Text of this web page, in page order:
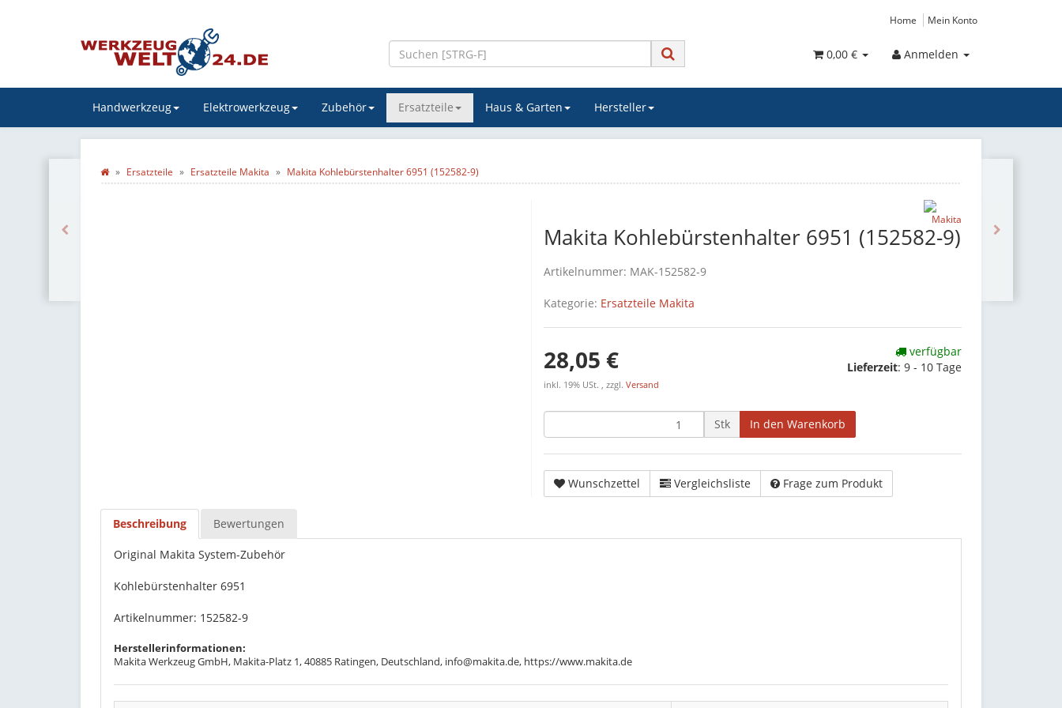
Home Mein Konto
Anmelden
0,00 €
Handwerkzeug Elektrowerkzeug Zubehör Ersatzteile Haus & Garten Hersteller
Ersatzteile Ersatzteile Makita Makita Kohlebürstenhalter 6951 (152582-9)
Makita Kohlebürstenhalter 6951 (152582-9)
Artikelnummer: MAK-152582-9
Kategorie: Ersatzteile Makita
28,05 €
inkl. 19% USt. , zzgl. Versand
verfügbar
Lieferzeit: 9 - 10 Tage
Stk In den Warenkorb
Wunschzettel Vergleichsliste Frage zum Produkt
Beschreibung Bewertungen
Original Makita System-Zubehör
Kohlebürstenhalter 6951
Artikelnummer: 152582-9
Herstellerinformationen:
Makita Werkzeug GmbH, Makita-Platz 1, 40885 Ratingen, Deutschland, info@makita.de, https://www.makita.de